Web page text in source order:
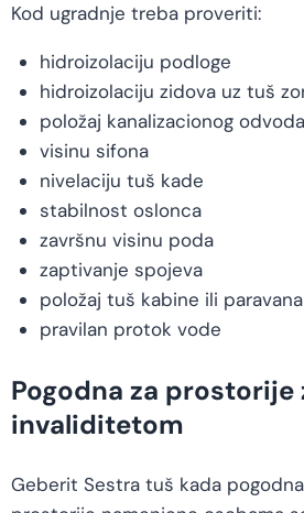
Kod ugradnje treba proveriti:
hidroizolaciju podloge
hidroizolaciju zidova uz tuš
položaj kanalizacionog odvoda
visinu sifona
nivelaciju tuš kade
stabilnost oslonca
završnu visinu poda
zaptivanje spojeva
položaj tuš kabine ili paravana
pravilan protok vode
Pogodna za prostorije
invaliditetom
Geberit Sestra tuš kada